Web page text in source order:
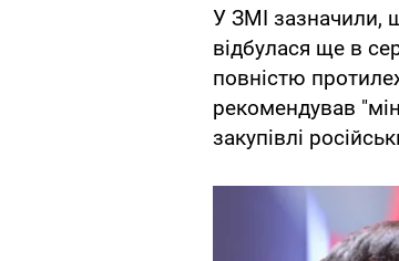
У ЗМІ зазначили,
відбулася ще в
повністю
рекомендував
закупівлі